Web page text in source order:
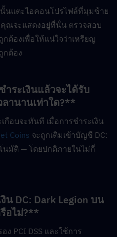
นแตะไอคอนโปรไฟล์ที่มุมซ้าย
ณจะแสดงอยู่ที่นั่น ตรวจสอบ
ต้องเพื่อให้แน่ใจว่าเหรียญ
กต้อง
ระเงินแล้วจะได้รับ
ลานานเท่าใด?**
อบจะทันที เมื่อการชำระเงิน
Coins จะถูกเติมเข้าบัญชี DC:
นมัติ — โดยปกติภายในไม่กี่
น DC: Dark Legion บน
อไม่?**
ง PCI DSS และใช้การ